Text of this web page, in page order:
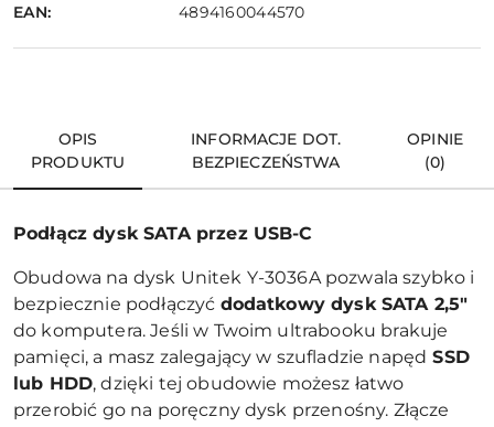
EAN: 4894160044570
OPIS
PRODUKTU
INFORMACJE DOT.
BEZPIECZEŃSTWA
OPINIE
(0)
Podłącz dysk SATA przez USB-C
Obudowa na dysk Unitek Y-3036A pozwala szybko i
bezpiecznie podłączyć dodatkowy dysk SATA 2,5"
do komputera. Jeśli w Twoim ultrabooku brakuje
pamięci, a masz zalegający w szufladzie napęd SSD
lub HDD, dzięki tej obudowie możesz łatwo
przerobić go na poręczny dysk przenośny. Złącze